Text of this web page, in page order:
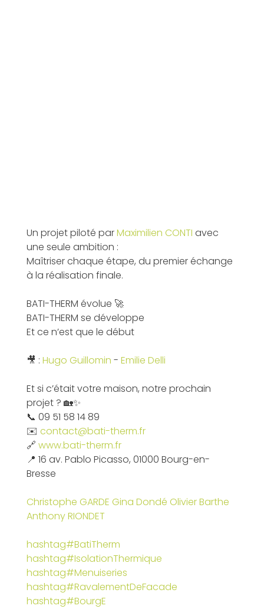
Un projet piloté parMaximilien CONTI avec
une seule ambition :
Maîtriser chaque étape, du premier échange
à la réalisation finale.
BATI-THERM évolue 🚀
BATI-THERM se développe
Et ce n’est que le début
🎥 : Hugo Guillomin - Emilie Delli
Et si c’était votre maison, notre prochain
projet ? 🏡✨
📞 09 51 58 14 89
✉️ contact@bati-therm.fr
🔗 www.bati-therm.fr
📍 16 av. Pablo Picasso, 01000 Bourg-en-
Bresse
Christophe GARDE Gina Dondé Olivier Barthe
Anthony RIONDET
hashtag#BatiTherm
hashtag#IsolationThermique
hashtag#Menuiseries
hashtag#RavalementDeFacade
hashtag#BourgE